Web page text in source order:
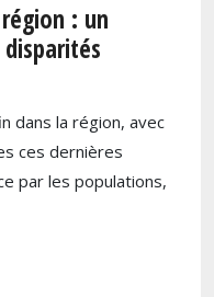
: un
dans la région, avec
ces dernières
par les populations,